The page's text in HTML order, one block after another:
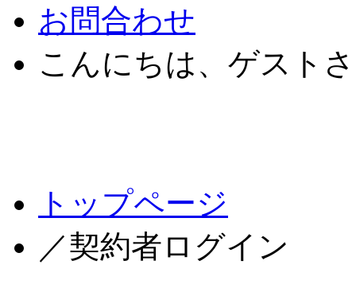
お問合わせ
こんにちは、ゲスト
トップページ
／契約者ログイン